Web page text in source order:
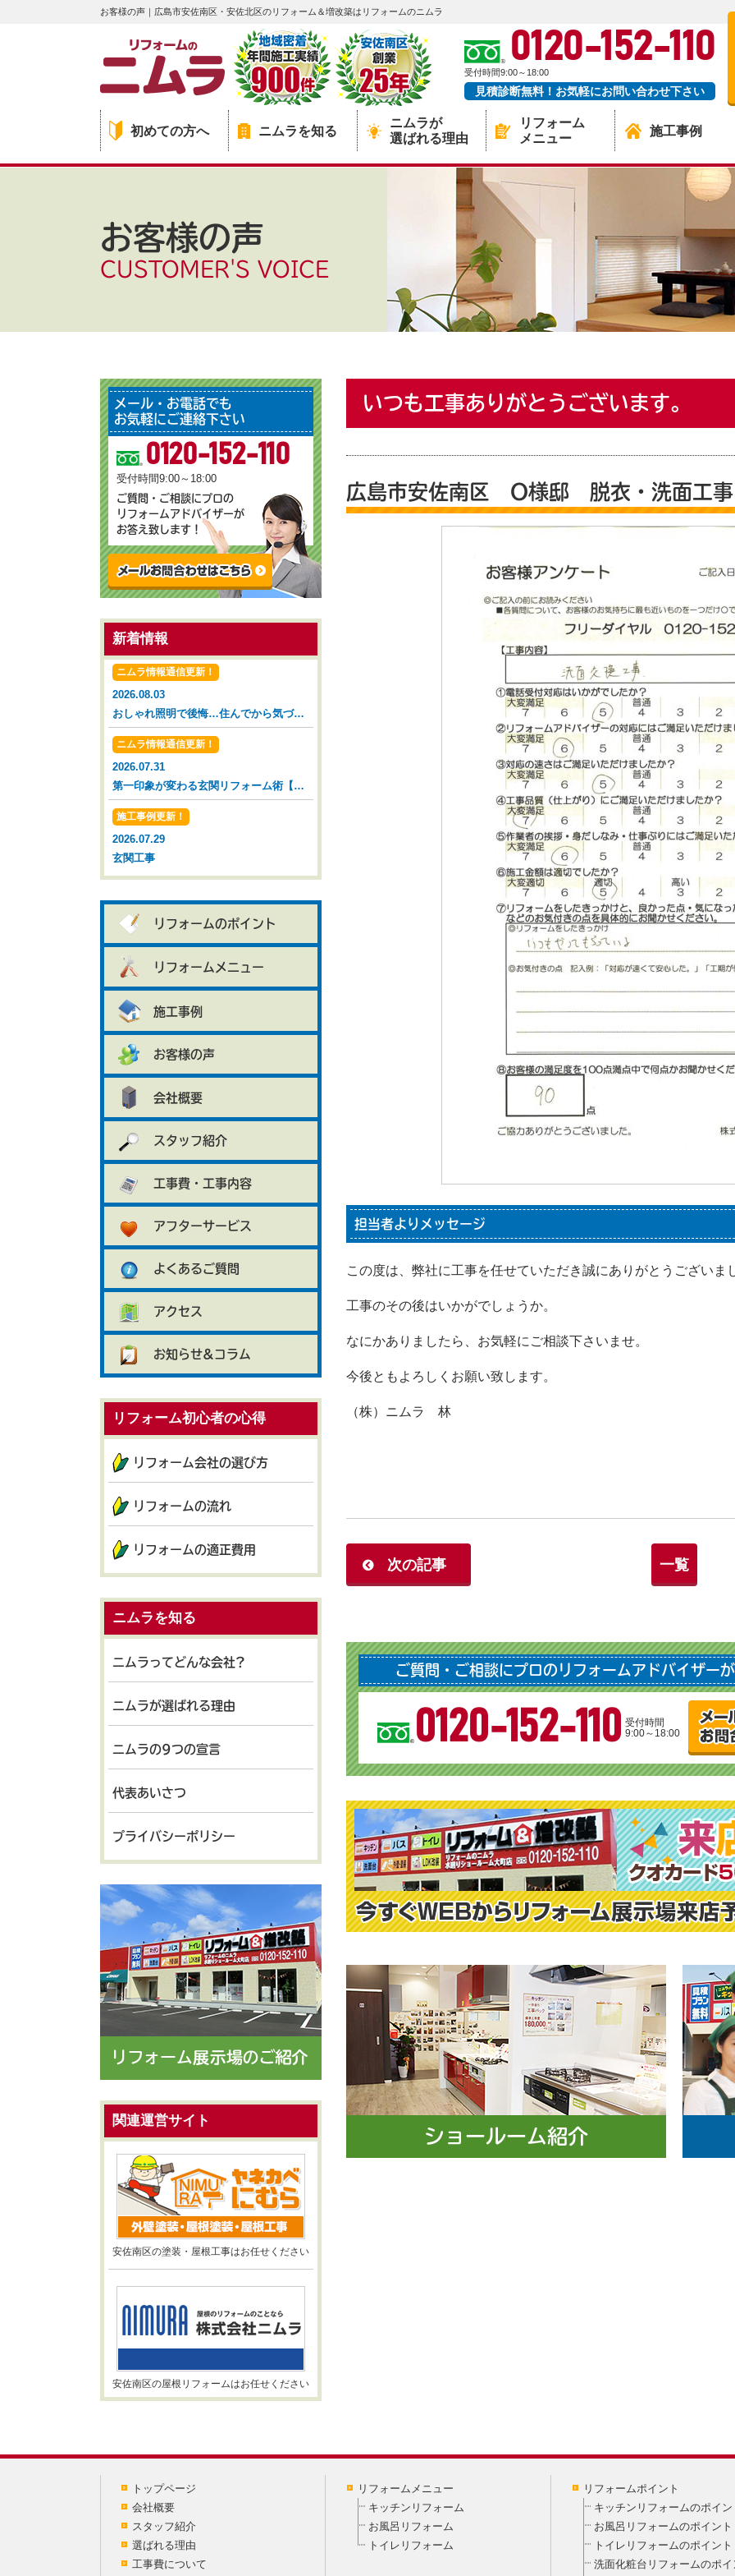
お客様の声｜広島市安佐南区・安佐北区のリフォーム＆増改築はリフォームのニムラ
0120-152-110
受付時間9:00～18:00
見積診断無料！お気軽にお問い合わせ下さい
初めての方へ ニムラを知る
ニムラが
選ばれる理由
リフォーム
メニュー
施工事例
お客様の声
CUSTOMER'S VOICE
いつも工事ありがとうございます。
広島市安佐南区 O様邸 脱衣・洗面工事
担当者よりメッセージ
この度は、弊社に工事を任せていただき誠にありがとうございま
工事のその後はいかがでしょうか。
なにかありましたら、お気軽にご相談下さいませ。
今後ともよろしくお願い致します。
（株）ニムラ 林
次の記事 一覧
ご質問・ご相談にプロのリフォームアドバイザー
0120-152-110 受付時間
9:00～18:00
メール・お電話でも
お気軽にご連絡下さい
0120-152-110
受付時間9:00～18:00
ご質問・ご相談にプロの
リフォームアドバイザーが
お答え致します！
新着情報
ニムラ情報通信更新！
2026.08.03
おしゃれ照明で後悔…住んでから気づいた落とし穴【広島市 安佐南区 安佐北区】
ニムラ情報通信更新！
2026.07.31
第一印象が変わる玄関リフォーム術【広島市 安佐南区 安佐北区】
施工事例更新！
2026.07.29
玄関工事
リフォームのポイント
リフォームメニュー
施工事例
お客様の声
会社概要
スタッフ紹介
工事費・工事内容
アフターサービス
よくあるご質問
アクセス
お知らせ&コラム
リフォーム初心者の心得
リフォーム会社の選び方
リフォームの流れ
リフォームの適正費用
ニムラを知る
ニムラってどんな会社?
ニムラが選ばれる理由
ニムラの9つの宣言
代表あいさつ
プライバシーポリシー
関連運営サイト
安佐南区の塗装・屋根工事はお任せください
安佐南区の屋根リフォームはお任せください
トップページ
会社概要
スタッフ紹介
選ばれる理由
工事費について
リフォームメニュー
キッチンリフォーム
お風呂リフォーム
トイレリフォーム
リフォームポイント
キッチンリフォームのポイン
お風呂リフォームのポイント
トイレリフォームのポイント
洗面化粧台リフォームのポイ